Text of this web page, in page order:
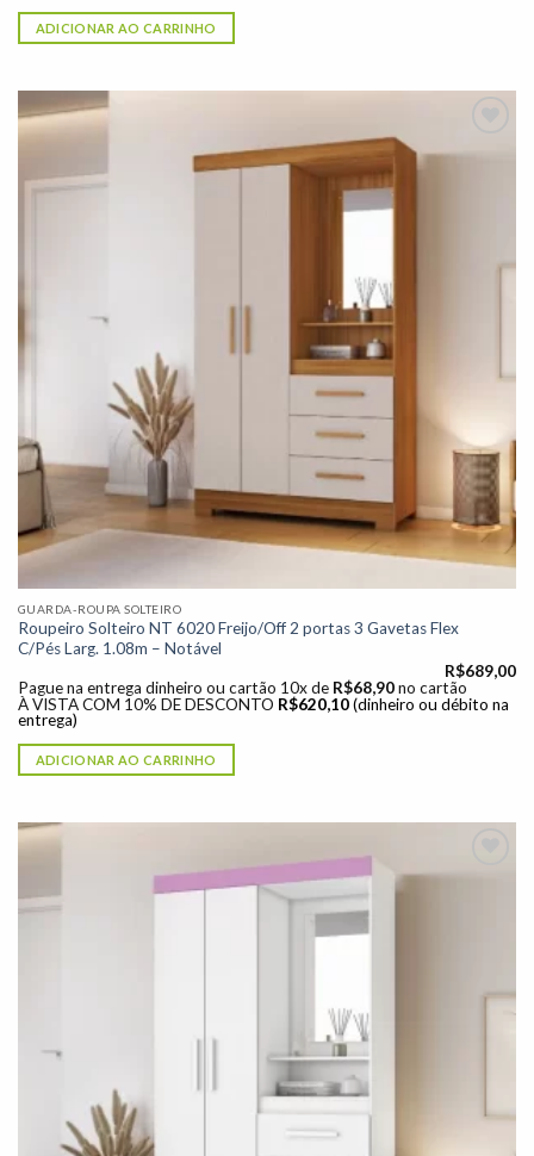
ADICIONAR AO CARRINHO
GUARDA-ROUPA SOLTEIRO
Roupeiro Solteiro NT 6020 Freijo/Off 2 portas 3 Gavetas Flex
C/Pés Larg. 1.08m – Notável
R$689,00
Pague na entrega dinheiro ou cartão 10x de R$68,90 no cartão
À VISTA COM 10% DE DESCONTO R$620,10 (dinheiro ou débito na
entrega)
ADICIONAR AO CARRINHO